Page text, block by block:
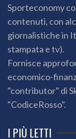
Sporteconomy
contenuti, con
giornalistiche in
stampata e tv).
Fornisce
economico-
"contributor" di
"CodiceRosso".
I PIÙ LETTI